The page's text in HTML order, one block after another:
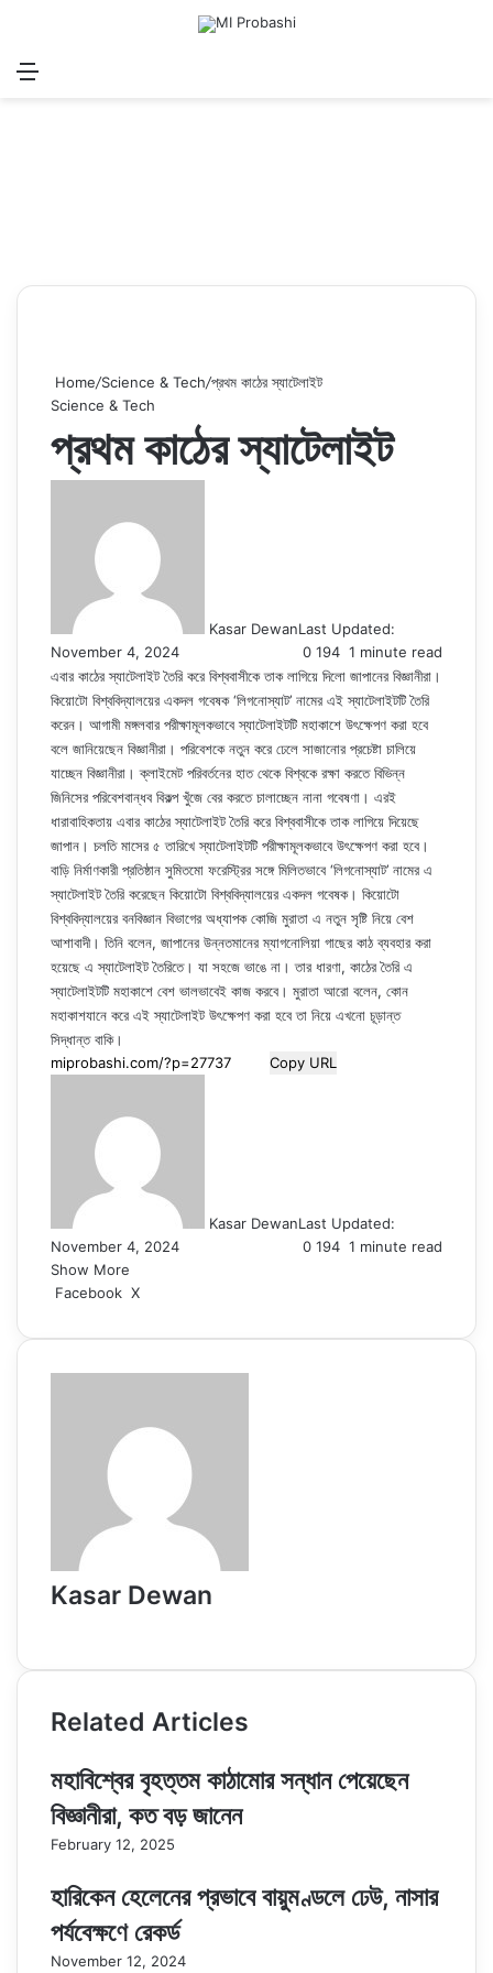
Menu
Home/Science & Tech/প্রথম কাঠের স্যাটেলাইট
Science & Tech
প্রথম কাঠের স্যাটেলাইট
Kasar DewanLast Updated:
November 4, 2024
0 194 1 minute read
এবার কাঠের স্যাটেলাইট তৈরি করে বিশ্ববাসীকে তাক লাগিয়ে দিলো জাপানের বিজ্ঞানীরা।
কিয়োটো বিশ্ববিদ্যালয়ের একদল গবেষক ‘লিগনোস্যাট’ নামের এই স্যাটেলাইটটি তৈরি
করেন। আগামী মঙ্গলবার পরীক্ষামূলকভাবে স্যাটেলাইটটি মহাকাশে উৎক্ষেপণ করা হবে
বলে জানিয়েছেন বিজ্ঞানীরা। পরিবেশকে নতুন করে ঢেলে সাজানোর প্রচেষ্টা চালিয়ে
যাচ্ছেন বিজ্ঞানীরা। ক্লাইমেট পরিবর্তনের হাত থেকে বিশ্বকে রক্ষা করতে বিভিন্ন
জিনিসের পরিবেশবান্ধব বিকল্প খুঁজে বের করতে চালাচ্ছেন নানা গবেষণা। এরই
ধারাবাহিকতায় এবার কাঠের স্যাটেলাইট তৈরি করে বিশ্ববাসীকে তাক লাগিয়ে দিয়েছে
জাপান। চলতি মাসের ৫ তারিখে স্যাটেলাইটটি পরীক্ষামূলকভাবে উৎক্ষেপণ করা হবে।
বাড়ি নির্মাণকারী প্রতিষ্ঠান সুমিতমো ফরেস্ট্রির সঙ্গে মিলিতভাবে ‘লিগনোস্যাট’ নামের এ
স্যাটেলাইট তৈরি করেছেন কিয়োটো বিশ্ববিদ্যালয়ের একদল গবেষক। কিয়োটো
বিশ্ববিদ্যালয়ের বনবিজ্ঞান বিভাগের অধ্যাপক কোজি মুরাতা এ নতুন সৃষ্টি নিয়ে বেশ
আশাবাদী। তিনি বলেন, জাপানের উন্নতমানের ম্যাগনোলিয়া গাছের কাঠ ব্যবহার করা
হয়েছে এ স্যাটেলাইট তৈরিতে। যা সহজে ভাঙে না। তার ধারণা, কাঠের তৈরি এ
স্যাটেলাইটটি মহাকাশে বেশ ভালভাবেই কাজ করবে। মুরাতা আরো বলেন, কোন
মহাকাশযানে করে এই স্যাটেলাইট উৎক্ষেপণ করা হবে তা নিয়ে এখনো চূড়ান্ত
সিদ্ধান্ত বাকি।
Copy URL
Kasar DewanLast Updated:
November 4, 2024
0 194 1 minute read
Show More
Facebook X
Email
Kasar Dewan
Related Articles
মহাবিশ্বের বৃহত্তম কাঠামোর সন্ধান পেয়েছেন
বিজ্ঞানীরা, কত বড় জানেন
February 12, 2025
হারিকেন হেলেনের প্রভাবে বায়ুমণ্ডলে ঢেউ, নাসার
পর্যবেক্ষণে রেকর্ড
November 12, 2024